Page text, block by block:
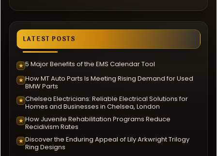
LATEST POSTS
★ 5 Major Benefits of the EMS Calendar Tool
★ How MT Auto Parts Is Meeting Rising Demand for Used
BMW Parts
★ Chelsea Electricians: Reliable Electrical Solutions for
Homes and Businesses in Chelsea, London
★ How Juvenile Rehabilitation Programs Reduce
Recidivism Rates
★ Discover the Enduring Appeal of Lily Arkwright Trilogy
Ring Designs